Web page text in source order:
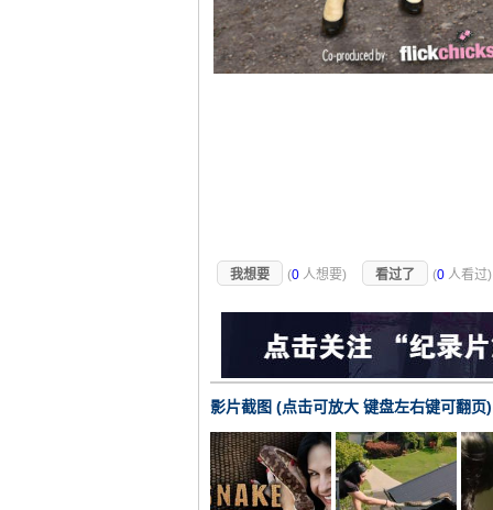
我想要 (0 人想要) 看过了 (0 人看过
影片截图 (点击可放大 键盘左右键可翻页)